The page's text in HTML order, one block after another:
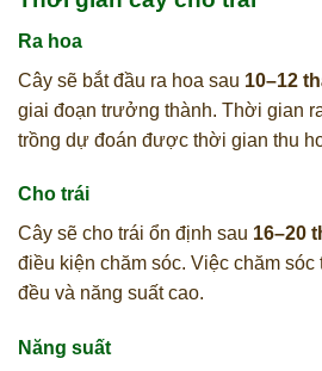
Ra hoa
Cây sẽ bắt đầu ra hoa sau 10–12
giai đoạn trưởng thành. Thời gian
trồng dự đoán được thời gian thu
Cho trái
Cây sẽ cho trái ổn định sau 16–20
điều kiện chăm sóc. Việc chăm sóc
đều và năng suất cao.
Năng suất